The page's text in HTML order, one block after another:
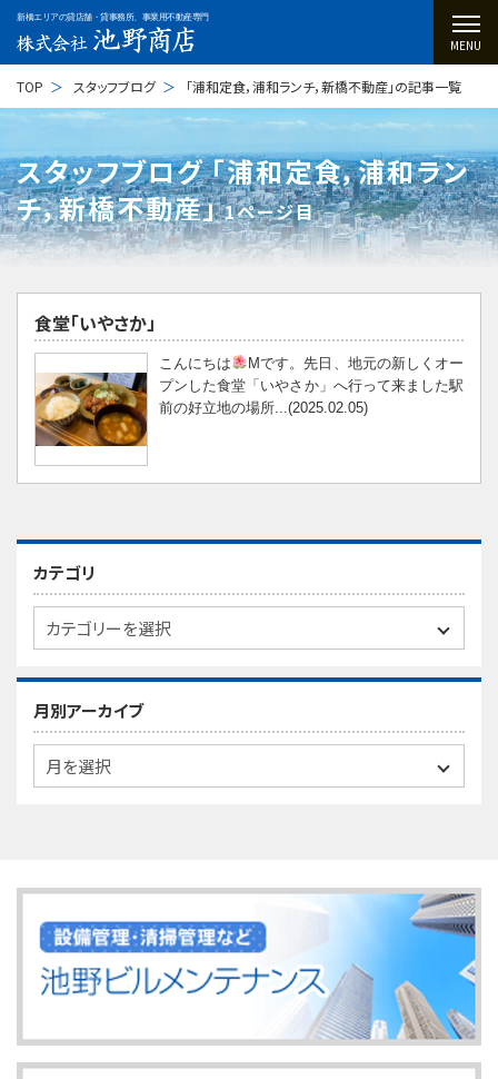
新橋エリアの貸店舗・貸事務所、事業用不動産専門
MENU
TOP スタッフブログ 「浦和定食，浦和ランチ，新橋不動産」の記事一覧
スタッフブログ ｢浦和定食，浦和ラン
チ，新橋不動産｣1ページ目
食堂「いやさか」
こんにちは
Mです。先日、地元の新しくオー
プンした食堂「いやさか」へ行って来ました駅
前の好立地の場所...(2025.02.05)
カテゴリ
月別アーカイブ